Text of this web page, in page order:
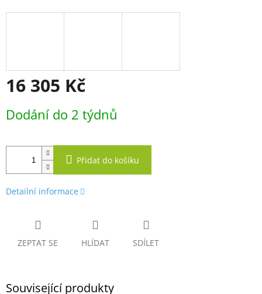
16 305 Kč
cena:
Dodání do 2 týdnů
Přidat do košíku
Detailní informace
ZEPTAT SE HLÍDAT SDÍLET
Související produkty